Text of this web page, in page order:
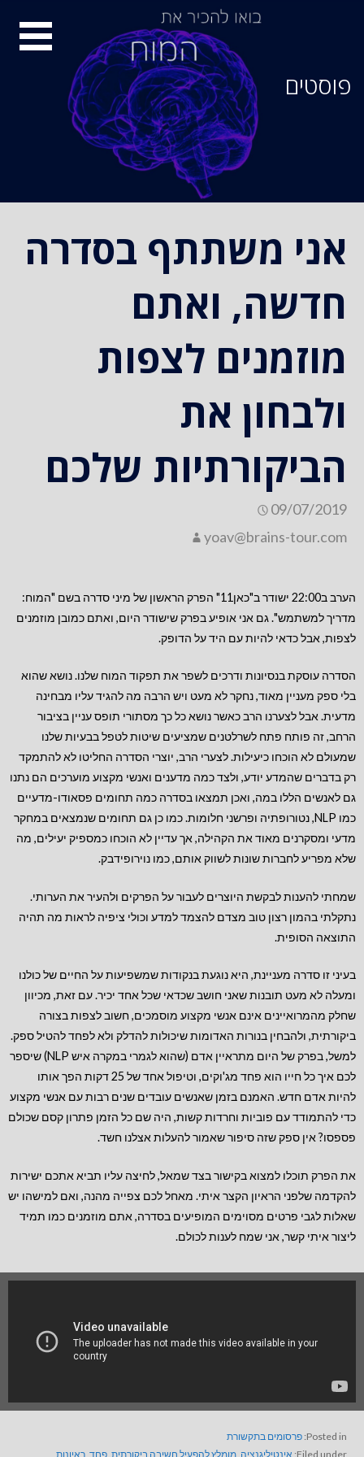
פוסטים
אני משתתף בסדרה
חדשה, ואתם
מוזמנים לצפות
ולבחון את
הביקורתיות שלכם
09/07/2019
yoav@brains-tour.com
הערב ב22:00 ישודר ב"כאן11" הפרק הראשון של מיני סדרה בשם "המוח:
מדריך למשתמש". גם אני אופיע בפרק שישודר היום, ואתם כמובן מוזמנים
לצפות, אבל כדאי להיות עם היד על הדופק.
הסדרה עוסקת בנסיונות ודרכים לשפר את תפקוד המוח שלנו. נושא שהוא
בלי ספק מעניין מאוד, נחקר לא מעט ויש הרבה מה להגיד עליו מבחינה
מדעית. אבל לצערנו הרב כאשר נושא כל כך מסתורי תופס עניין בציבור
הרחב, זה פותח פתח לשרלטנים שמציעים שיטות לטפל בבעיות שלנו
שמעולם לא הוכחו כיעילות. לצערי הרב, יוצרי הסדרה החליטו לא להתמקד
רק בדברים שהמדע יודע, ולצד כמה מדענים ואנשי מקצוע מוערכים הם נתנו
גם לאנשים הללו במה, ואכן תמצאו בסדרה כמה תחומים פסאודו-מדעיים
כמו NLP, נטורופתיה ופרשני חלומות. כמו כן גם תחומים שנמצאים במחקר
מדעי ומסקרנים מאוד את הקהילה, אך עדיין לא הוכחו כמספיק יעילים, מה
שלא מפריע לחברות שונות לשווק אותם, כמו נוירופידבק.
שמחתי להענות לבקשת היוצרים לעבור על הפרקים ולהעיר את הערותי.
נתקלתי בהמון רצון טוב מצדם להצמד למדע וכולי ציפיה לראות מה תהיה
התוצאה הסופית.
בעיני זו סדרה מעניינת, היא נוגעת בנקודות שמשפיעות על החיים של כולנו
ומעלה לא מעט תובנות שאני חושב שכדאי שכל אחד יכיר. עם זאת, מכיוון
שחלק מהמרואיינים אינם אנשי מקצוע מוסמכים, חשוב לצפות בצורה
ביקורתית, ולהבחין בנורות האדומות שיכולות להדלק ולא לפחד להטיל ספק.
למשל, בפרק של היום מתראיין אדם (שהוא לגמרי במקרה איש NLP) שיספר
לכם איך כל חייו הוא פחד מג'וקים, וטיפול אחד של 25 דקות הפך אותו
להיות אדם חדש. האמנם בזמן שאנשים עובדים שנים רבות עם אנשי מקצוע
כדי להתמודד עם פוביות וחרדות קשות, היה שם כל הזמן פתרון קסם שכולם
פספסו? אין ספק שזה סיפור שאמור להעלות אצלנו חשד.
את הפרק תוכלו למצוא בקישור בצד שמאל, לחיצה עליו תביא אתכם ישירות
להקדמה שלפני הראיון הקצר איתי. מאחל לכם צפייה מהנה, ואם למישהו יש
שאלות לגבי פרטים מסוימים המופיעים בסדרה, אתם מוזמנים כמו תמיד
ליצור איתי קשר, אני שמח לענות לכולם.
Posted in: פרסומים בתקשורת
Filed under: אינטיליגנציה מומלץ להפעיל חשיבה ביקורתית, פחד, ראיונות